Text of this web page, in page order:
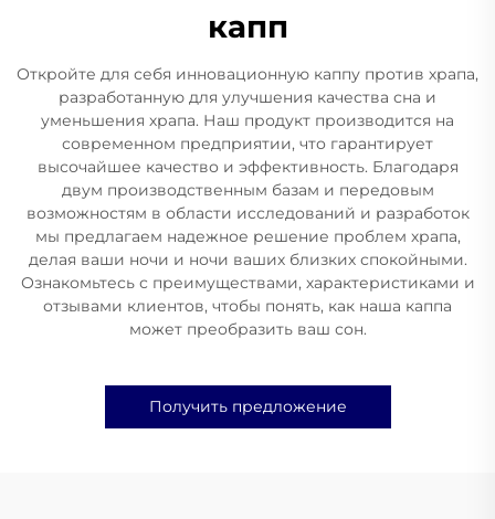
капп
Откройте для себя инновационную каппу против храпа,
разработанную для улучшения качества сна и
уменьшения храпа. Наш продукт производится на
современном предприятии, что гарантирует
высочайшее качество и эффективность. Благодаря
двум производственным базам и передовым
возможностям в области исследований и разработок
мы предлагаем надежное решение проблем храпа,
делая ваши ночи и ночи ваших близких спокойными.
Ознакомьтесь с преимуществами, характеристиками и
отзывами клиентов, чтобы понять, как наша каппа
может преобразить ваш сон.
Получить предложение